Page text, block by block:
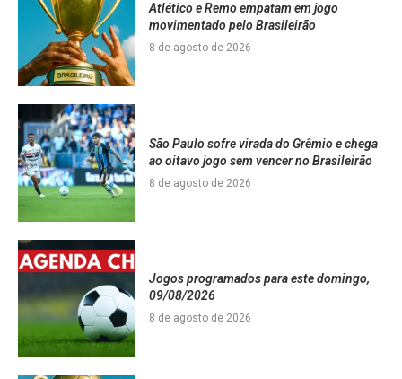
Atlético e Remo empatam em jogo
movimentado pelo Brasileirão
8 de agosto de 2026
São Paulo sofre virada do Grêmio e chega
ao oitavo jogo sem vencer no Brasileirão
8 de agosto de 2026
Jogos programados para este domingo,
09/08/2026
8 de agosto de 2026